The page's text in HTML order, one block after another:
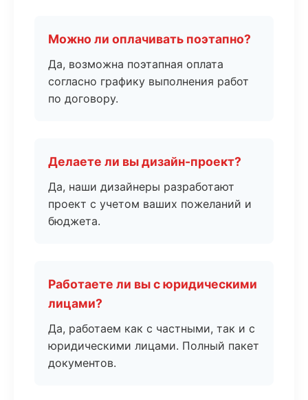
Можно ли оплачивать поэтапно?
Да, возможна поэтапная оплата
согласно графику выполнения работ
по договору.
Делаете ли вы дизайн-проект?
Да, наши дизайнеры разработают
проект с учетом ваших пожеланий и
бюджета.
Работаете ли вы с юридическими
лицами?
Да, работаем как с частными, так и с
юридическими лицами. Полный пакет
документов.